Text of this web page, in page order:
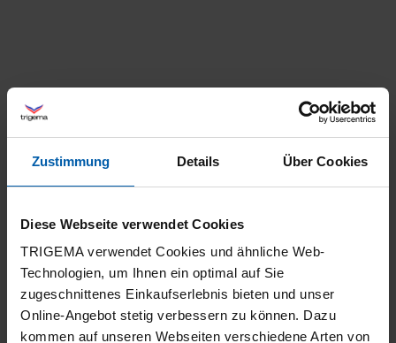
Zustimmung Details Über Cookies
Diese Webseite verwendet Cookies
TRIGEMA verwendet Cookies und ähnliche Web-
Technologien, um Ihnen ein optimal auf Sie
zugeschnittenes Einkaufserlebnis bieten und unser
Online-Angebot stetig verbessern zu können. Dazu
kommen auf unseren Webseiten verschiedene Arten von